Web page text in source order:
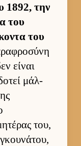
1892, την
του
του
εί­ναι
μάλ­
του,